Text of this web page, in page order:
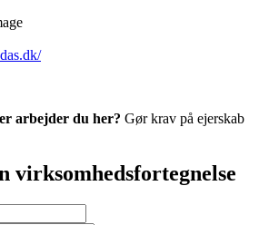
arbejder du her? Gør krav på ejerskab
virksomhedsfortegnelse